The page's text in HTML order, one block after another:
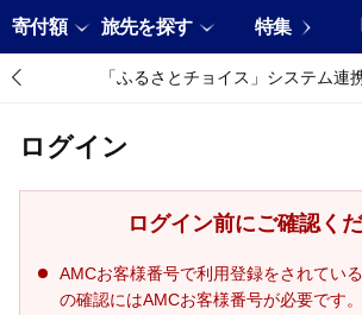
寄付額 旅先を探す 特集
「ふるさとチョイス」システム連
ログイン
ログイン前にご確認く
AMCお客様番号で利用登録をされてい
の確認にはAMCお客様番号が必要です